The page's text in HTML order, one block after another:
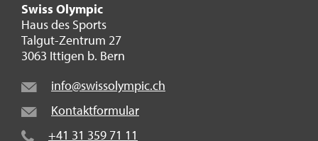
Swiss Olym­pic
Haus des Sports
Tal­gut-Zen­trum 27
3063 It­ti­gen b. Bern
info@​swi​ssol​ympi​c.​ch
Kon­takt­for­mu­lar
+41 31 359 71 11